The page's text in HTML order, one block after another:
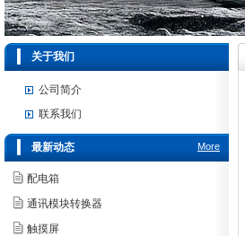
关于我们
公司简介
联系我们
More
最新动态
配电箱
通讯模块转换器
触摸屏